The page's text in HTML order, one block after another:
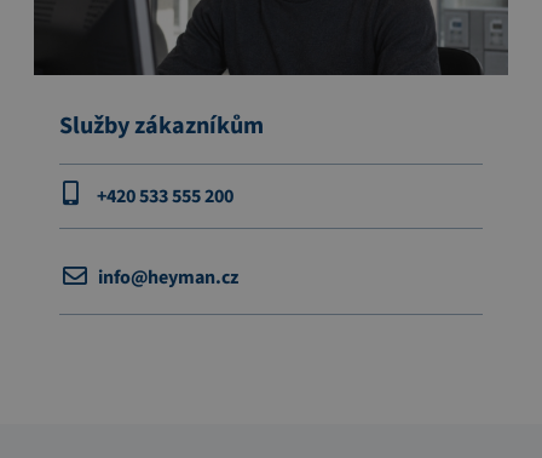
Služby zákazníkům
+420 533 555 200
info@heyman.cz